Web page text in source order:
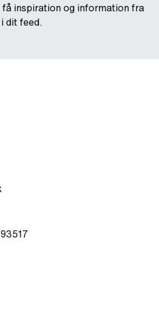
få inspiration og information fra
dit feed.